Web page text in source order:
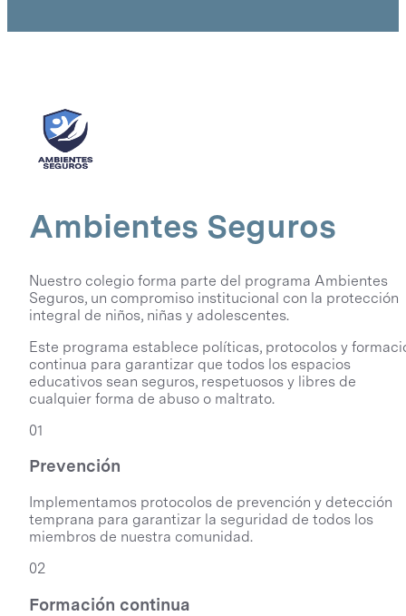
Ambientes Seguros
Nuestro colegio forma parte del programa Ambientes
Seguros, un compromiso institucional con la protección
integral de niños, niñas y adolescentes.
Este programa establece políticas, protocolos y
continua para garantizar que todos los espacios
educativos sean seguros, respetuosos y libres de
cualquier forma de abuso o maltrato.
01
Prevención
Implementamos protocolos de prevención y detección
temprana para garantizar la seguridad de todos los
miembros de nuestra comunidad.
02
Formación continua